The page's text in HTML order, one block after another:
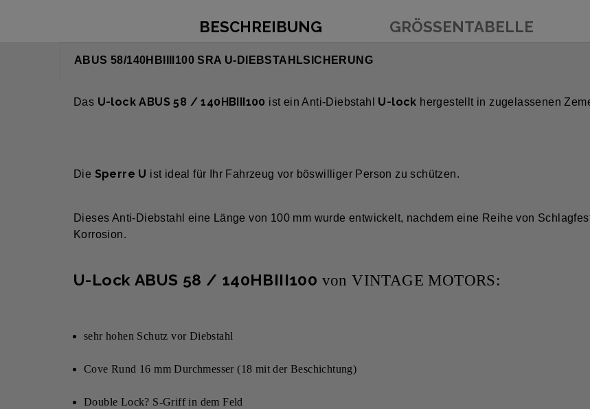
BESCHREIBUNG GRÖSSENTABELLE
ABUS 58/140HBIIII100 SRA U-DIEBSTAHLSICHERUNG
Das U-lock ABUS 58 / 140HBIII100 ist ein Anti-Diebstahl U-lock hergestellt in zugelassenen
Die Sperre U ist ideal für Ihr Fahrzeug vor böswilliger Person zu schützen.
Dieses Anti-Diebstahl eine Länge von 100 mm wurde entwickelt, nachdem eine Reihe von
Korrosion.
U-Lock ABUS 58 / 140HBIII100 von VINTAGE MOTORS:
sehr hohen Schutz vor Diebstahl
Cove Rund 16 mm Durchmesser (18 mit der Beschichtung)
Double Lock? S-Griff in dem Feld